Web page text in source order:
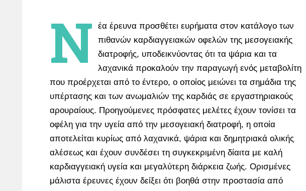
Ν
έα έρευνα προσθέτει ευρήματα στον κατάλογο των
πιθανών καρδιαγγειακών οφελών της μεσογειακής
διατροφής, υποδεικνύοντας ότι τα ψάρια και τα
λαχανικά προκαλούν την παραγωγή ενός μεταβολίτη
που προέρχεται από το έντερο, ο οποίος μειώνει τα σημάδια της
υπέρτασης και των ανωμαλιών της καρδιάς σε εργαστηριακούς
αρουραίους. Προηγούμενες πρόσφατες μελέτες έχουν τονίσει τα
οφέλη για την υγεία από την μεσογειακή διατροφή, η οποία
αποτελείται κυρίως από λαχανικά, ψάρια και δημητριακά ολικής
αλέσεως και έχουν συνδέσει τη συγκεκριμένη δίαιτα με καλή
καρδιαγγειακή υγεία και μεγαλύτερη διάρκεια ζωής. Ορισμένες
μάλιστα έρευνες έχουν δείξει ότι βοηθά στην προστασία από